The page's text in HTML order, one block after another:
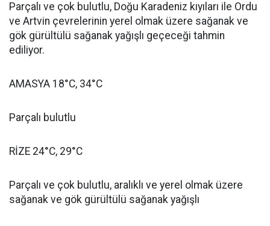
Parçalı ve çok bulutlu, Doğu Karadeniz kıyıları ile Ordu
ve Artvin çevrelerinin yerel olmak üzere sağanak ve
gök gürültülü sağanak yağışlı geçeceği tahmin
ediliyor.
AMASYA 18°C, 34°C
Parçalı bulutlu
RİZE 24°C, 29°C
Parçalı ve çok bulutlu, aralıklı ve yerel olmak üzere
sağanak ve gök gürültülü sağanak yağışlı